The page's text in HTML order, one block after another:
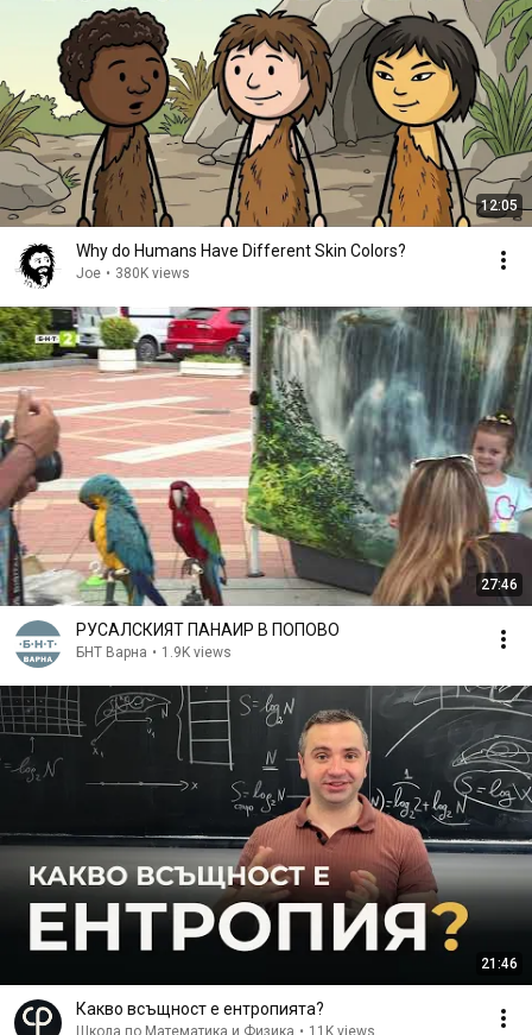
12:05
Why do Humans Have Different Skin Colors?
Joe • 380K views
27:46
РУСАЛСКИЯТ ПАНАИР В ПОПОВО
БНТ Варна • 1.9K views
21:46
Какво всъщност е ентропията?
Школа по Математика и Физика • 11K views